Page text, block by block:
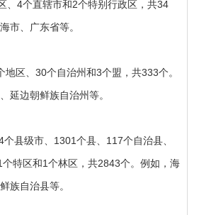
、4个直辖市和2个特别行政区，共34
市、广东省等。
地区、30个自治州和3个盟，共333个。
延边朝鲜族自治州等。
县级市、1301个县、117个自治县、
特区和1个林区，共2843个。例如，海
族自治县等。